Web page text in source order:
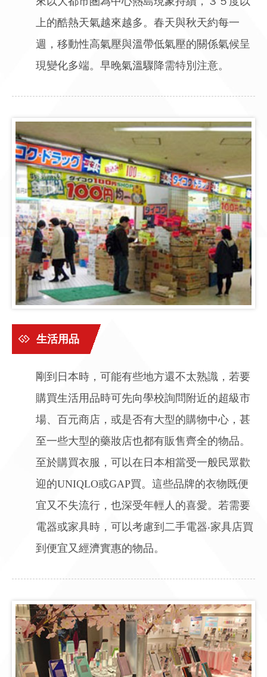
上的酷熱天氣越來越多。春天與秋天約每一
週，移動性高氣壓與溫帶低氣壓的關係氣候呈
現變化多端。早晚氣溫驟降需特別注意。
生活用品
剛到日本時，可能有些地方還不太熟識，若要
購買生活用品時可先向學校詢問附近的超級市
場、百元商店，或是否有大型的購物中心，甚
至一些大型的藥妝店也都有販售齊全的物品。
至於購買衣服，可以在日本相當受一般民眾歡
迎的UNIQLO或GAP買。這些品牌的衣物既便
宜又不失流行，也深受年輕人的喜愛。若需要
電器或家具時，可以考慮到二手電器‧家具店買
到便宜又經濟實惠的物品。